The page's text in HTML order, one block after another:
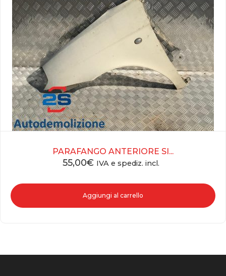
PARAFANGO ANTERIORE SI...
55,00€ IVA e spediz. incl.
Aggiungi al carrello